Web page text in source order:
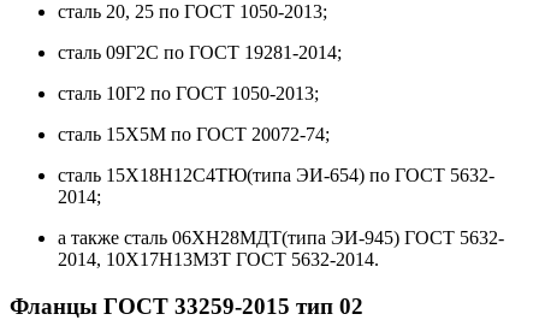
сталь 20, 25 по ГОСТ 1050-2013;
сталь 09Г2С по ГОСТ 19281-2014;
сталь 10Г2 по ГОСТ 1050-2013;
сталь 15Х5М по ГОСТ 20072-74;
сталь 15Х18Н12С4ТЮ(типа ЭИ-654) по ГОСТ 5632-
2014;
а также сталь 06ХН28МДТ(типа ЭИ-945) ГОСТ 5632-
2014, 10Х17Н13М3Т ГОСТ 5632-2014.
Фланцы ГОСТ 33259-2015 тип 02